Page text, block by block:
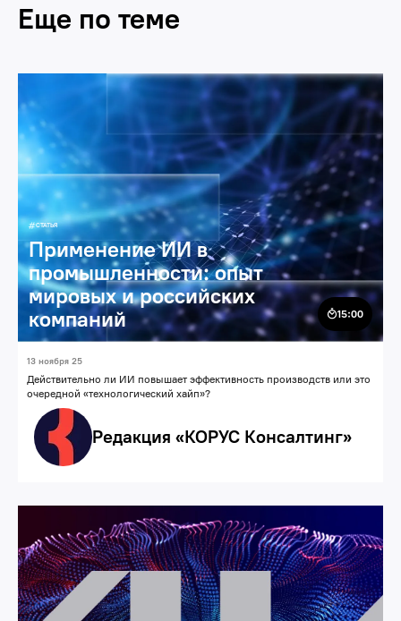
Еще по теме
Искусственный интеллект
СТАТЬЯ
Применение ИИ в
промышленности: опыт
мировых и российских
компаний
15:00
13 ноября 25
Действительно ли ИИ повышает эффективность производств или это
очередной «технологический хайп»?
Редакция «КОРУС Консалтинг»
Цифровая трансформация ИИ-решения